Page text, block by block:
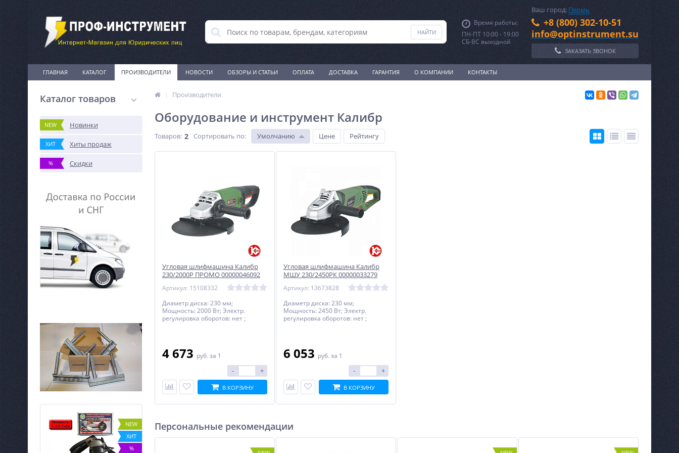
Время работы:
ПН-ПТ 10:00 - 19:00
СБ-ВС выходной
Ваш город: Пермь
+8 (800) 302-10-51
info@optinstrument.su
ЗАКАЗАТЬ ЗВОНОК
ГЛАВНАЯ КАТАЛОГ ПРОИЗВОДИТЕЛИ НОВОСТИ ОБЗОРЫ И СТАТЬИ ОПЛАТА ДОСТАВКА ГАРАНТИЯ О КОМПАНИИ КОНТАКТЫ
Каталог товаров
NEW Новинки
ХИТ Хиты продаж
% Скидки
NEW
ХИТ
%
NEW
ХИТ
ХИТ
%
ХИТ
ХИТ
%
Производители
Оборудование и инструмент Калибр
Товаров: 2 Сортировать по: Умолчанию Цене Рейтингу
Угловая шлифмашина Калибр
230/2000Р ПРОМО 00000046092
Артикул: 15108332
Диаметр диска: 230 мм;
Мощность: 2000 Вт; Электр.
регулировка оборотов: нет ;
4 673 руб. за 1
- +
В КОРЗИНУ
Угловая шлифмашина Калибр
МШУ 230/2450РК 00000033279
Артикул: 13673828
Диаметр диска: 230 мм;
Мощность: 2450 Вт; Электр.
регулировка оборотов: нет ;
6 053 руб. за 1
- +
В КОРЗИНУ
Персональные рекомендации